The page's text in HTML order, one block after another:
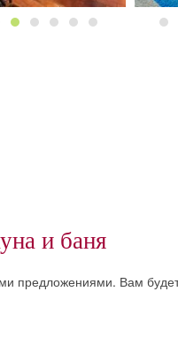
и баня
предложениями. Вам